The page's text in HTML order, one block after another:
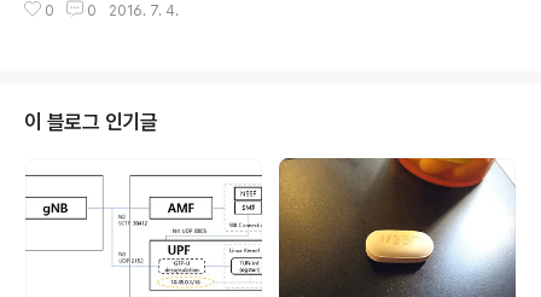
시 살릴겸 오랜만에 이 카테고리에 글을 작성해본다. 이 카
soul은 덤), 열심히 digging하면서 알게된 추천할만한 앨
범을 공유하는데 초점을 둔다. 이 작업을 마치고 다음으로
하우스음악에 대해 정리하면, 1970~2010년에 이르는 방
대한 음악 라이브러리로 정리되지 않을까 기대한다...
0 0 2016. 7. 4.
이 블로그 인기글